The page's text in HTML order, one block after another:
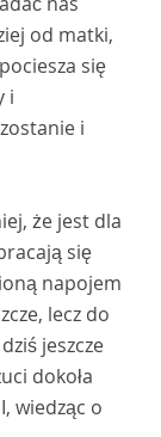
od matki,
się
i
i
że jest dla
się
napojem
lecz do
jeszcze
dokoła
wiedząc o